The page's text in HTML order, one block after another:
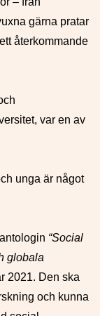
gärna pratar
återkommande
var en av
unga är något
“Social
globala
2021. Den ska
och kunna